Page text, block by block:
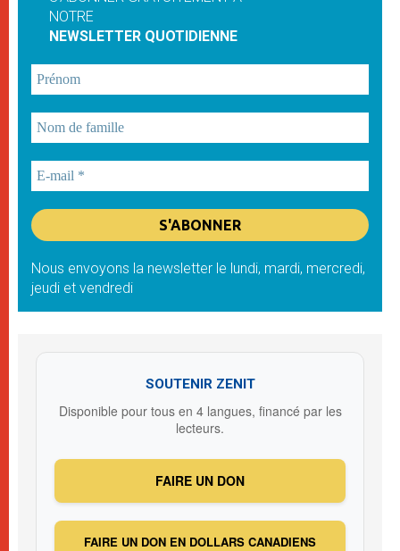
NOTRE
NEWSLETTER QUOTIDIENNE
Nous envoyons la newsletter le lundi, mardi, mercredi,
jeudi et vendredi
SOUTENIR ZENIT
Disponible pour tous en 4 langues, financé par les
lecteurs.
FAIRE UN DON
FAIRE UN DON EN DOLLARS CANADIENS